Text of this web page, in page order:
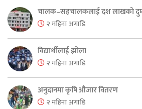
चालक–सहचालकलाई दश लाखको
२ महिना अगाडि
विद्यार्थीलाई झोला
२ महिना अगाडि
अनुदानमा कृषि औजार वितरण
२ महिना अगाडि